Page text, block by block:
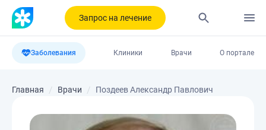
Запрос на лечение
Заболевания Клиники Врачи О портале
Главная Врачи Поздеев Александр Павлович